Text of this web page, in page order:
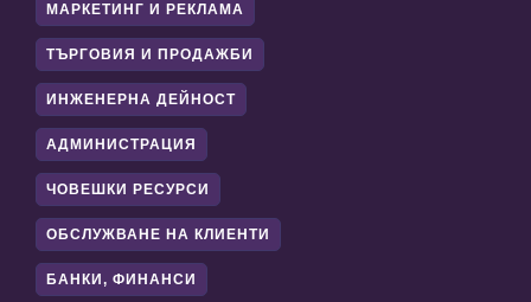
МАРКЕТИНГ И РЕКЛАМА
ТЪРГОВИЯ И ПРОДАЖБИ
ИНЖЕНЕРНА ДЕЙНОСТ
АДМИНИСТРАЦИЯ
ЧОВЕШКИ РЕСУРСИ
ОБСЛУЖВАНЕ НА КЛИЕНТИ
БАНКИ, ФИНАНСИ